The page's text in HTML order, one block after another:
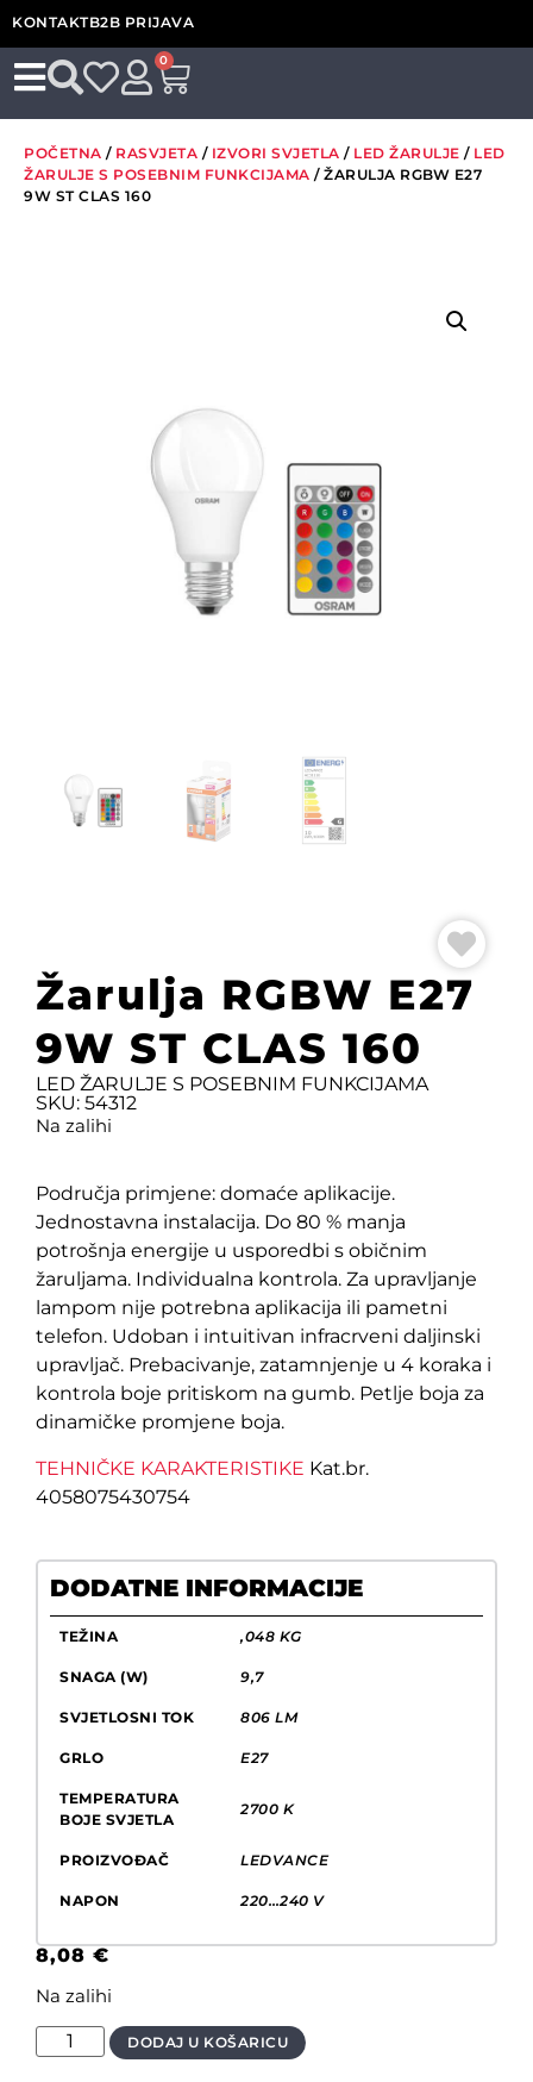
KONTAKTB2B PRIJAVA
0
POČETNA / RASVJETA / IZVORI SVJETLA / LED ŽARULJE / LED
ŽARULJE S POSEBNIM FUNKCIJAMA / ŽARULJA RGBW E27
9W ST CLAS 160
Žarulja RGBW E27
9W ST CLAS 160
LED ŽARULJE S POSEBNIM FUNKCIJAMA
SKU: 54312
Na zalihi
Područja primjene: domaće aplikacije.
Jednostavna instalacija. Do 80 % manja
potrošnja energije u usporedbi s običnim
žaruljama. Individualna kontrola. Za upravljanje
lampom nije potrebna aplikacija ili pametni
telefon. Udoban i intuitivan infracrveni daljinski
upravljač. Prebacivanje, zatamnjenje u 4 koraka i
kontrola boje pritiskom na gumb. Petlje boja za
dinamičke promjene boja.
TEHNIČKE KARAKTERISTIKE Kat.br.
4058075430754
DODATNE INFORMACIJE
TEŽINA ,048 KG
SNAGA (W) 9,7
SVJETLOSNI TOK 806 LM
GRLO E27
TEMPERATURA
BOJE SVJETLA
2700 K
PROIZVOĐAČ LEDVANCE
NAPON 220…240 V
8,08 €
Na zalihi
DODAJ U KOŠARICU